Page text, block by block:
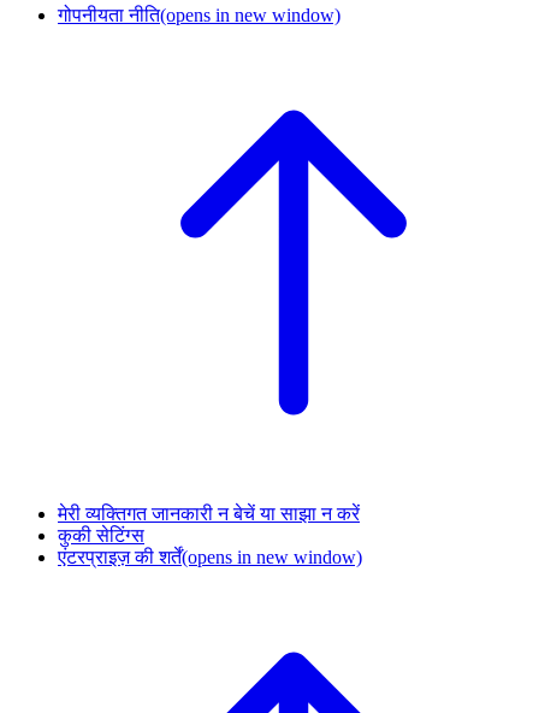
गोपनीयता नीति(opens in new window)
मेरी व्यक्तिगत जानकारी न बेचें या साझा न करें
कुकी सेटिंग्स
एंटरप्राइज़ की शर्तें(opens in new window)